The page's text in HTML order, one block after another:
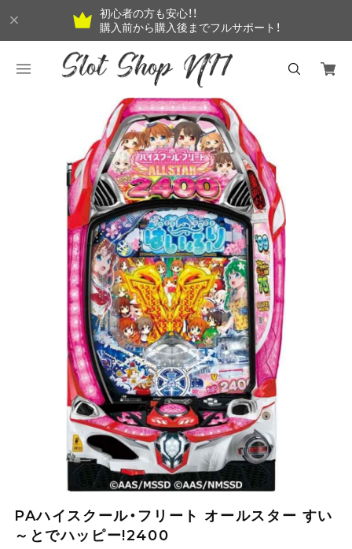
初心者の方も安心！！
購入前から購入後までフルサポート！
PAハイスクール・フリート オールスター すい
～とでハッピー!2400